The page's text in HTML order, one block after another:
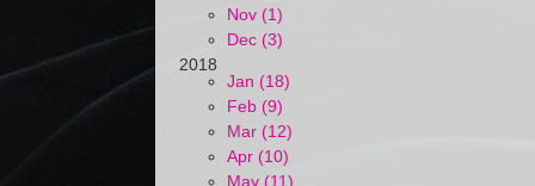
Nov (1)
Dec (3)
2018
Jan (18)
Feb (9)
Mar (12)
Apr (10)
May (11)